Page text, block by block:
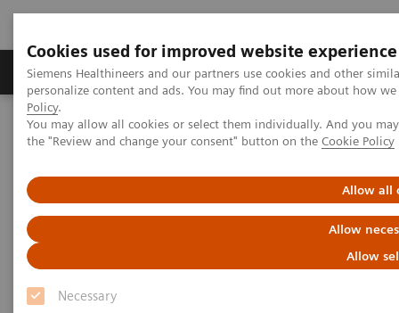
Cookies used for improved website experience
Siemens Healthineers and our partners use cookies and other
personalize content and ads. You may find out more about how
Policy.
You may allow all cookies or select them individually. And you
the "Review and change your consent" button on the Cookie Policy
Allow all
Allow
Allow
Necessary
Produits & services Domaines cliniques
Home Services
IT Standards
DICOM Conformance Statements - Magnetic Resonance
DICOM Conformance
Statements - Magnetic
Resonance